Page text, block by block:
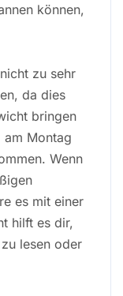
können,
zu sehr
da dies
bringen
am Montag
Wenn
es mit einer
hilft es dir,
lesen oder